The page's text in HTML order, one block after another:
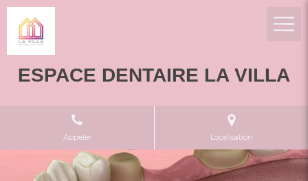
ESPACE DENTAIRE LA VILLA
Appeler Localisation